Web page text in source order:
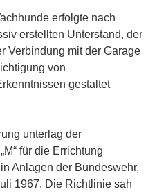
erfolgte nach
erstellten Unterstand, der
Verbindung mit der Garage
von
gestaltet
unterlag der
für die Errichtung
Anlagen der Bundeswehr,
1967. Die Richtlinie sah